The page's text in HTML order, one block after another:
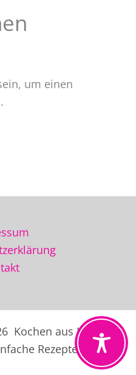
um einen
Kochen aus Liebe der
Rezepte